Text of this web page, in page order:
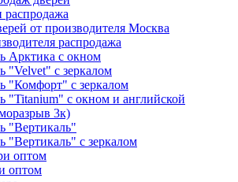
распродажа
от производителя Москва
распродажа
Арктика с окном
"Velvet" с зеркалом
"Комфорт" с зеркалом
"Titanium" с окном и английской
3к)
"Вертикаль"
"Вертикаль" с зеркалом
оптом
оптом